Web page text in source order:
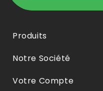
Produits
Notre Société
Votre Compte